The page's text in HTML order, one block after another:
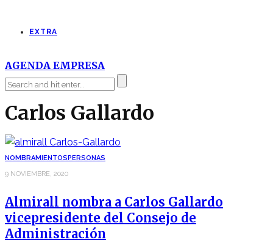
EXTRA
AGENDA EMPRESA
Carlos Gallardo
NOMBRAMIENTOSPERSONAS
9 NOVIEMBRE, 2020
Almirall nombra a Carlos Gallardo
vicepresidente del Consejo de
Administración